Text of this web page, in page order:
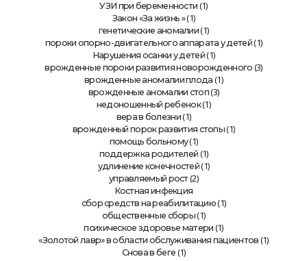
УЗИ при беременности (1)
Закон «За жизнь » (1)
генетические аномалии (1)
пороки опорно-двигательного аппарата у детей (1)
Нарушения осанки у детей (1)
врожденные пороки развития новорожденного (3)
врожденные аномалии плода (1)
врожденные аномалии стоп (3)
недоношенный ребенок(1)
вера в болезни (1)
врожденный порок развития стопы (1)
помощь больному(1)
поддержка родителей (1)
удлинение конечностей (1)
управляемый рост(2)
Костная инфекция
сбор средств на реабилитацию (1)
общественные сборы (1)
психическое здоровье матери (1)
«Золотой лавр» в области обслуживания пациентов (1)
Снова в беге (1)